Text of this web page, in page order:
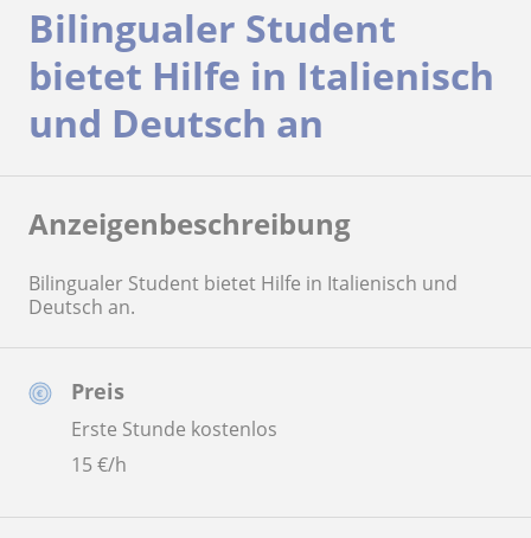
Preis
Erste Stunde kostenlos
15€/h
Bilingualer Student
bietet Hilfe in Italienisch
und Deutsch an
Anzeigenbeschreibung
Bilingualer Student bietet Hilfe in Italienisch und
Deutsch an.